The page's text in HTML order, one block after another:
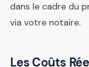
dans le cadre du
via votre notaire.
Les Coûts